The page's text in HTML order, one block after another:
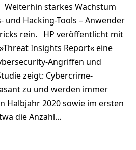
Weiterhin starkes Wachstum
und Hacking-Tools – Anwender
rein. HP veröffentlicht mit
Insights Report« eine
Angriffen und
zeigt: Cybercrime-
zu und werden immer
Halbjahr 2020 sowie im ersten
die Anzahl…